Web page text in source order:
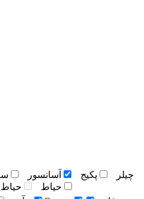
چيلر
پکيج آسانسور
حياط